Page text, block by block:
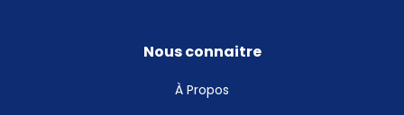
Nous connaitre
À Propos